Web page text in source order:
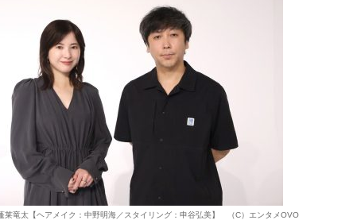
莱竜太【ヘアメイク：中野明海／スタイリング：申谷弘美】 （C）エンタメOVO